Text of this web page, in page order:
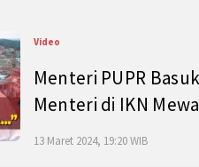
Video
Menteri PUPR
Menteri di IKN
13 Maret 2024, 19:20 WIB